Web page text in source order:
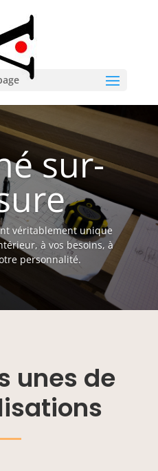
sur-
véritablement unique
à vos besoins, à
personnalité.
unes de